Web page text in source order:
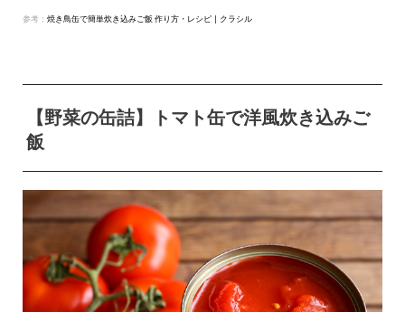
参考： 焼き鳥缶で簡単炊き込みご飯 作り方・レシピ | クラシル
【野菜の缶詰】トマト缶で洋風炊き込みご
飯